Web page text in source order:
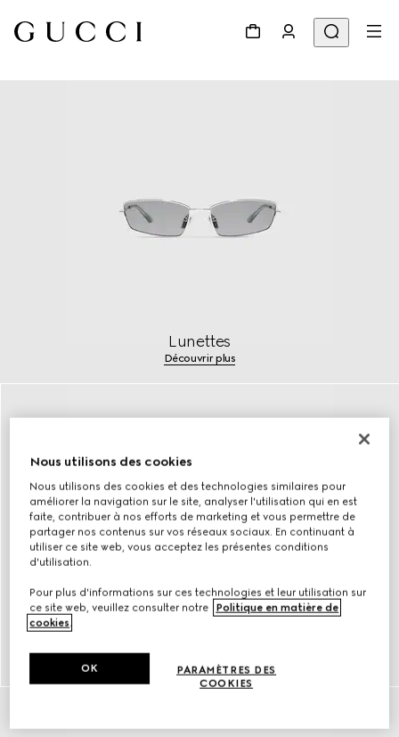
Lunettes
Découvrir plus
DÉCOUVRIR plus
Nous utilisons des cookies
Nous utilisons des cookies et des technologies similaires pour
améliorer la navigation sur le site, analyser l'utilisation qui en est
faite, contribuer à nos efforts de marketing et vous permettre de
partager nos contenus sur vos réseaux sociaux. En continuant à
utiliser ce site web, vous acceptez les présentes conditions
d'utilisation.
Pour plus d'informations sur ces technologies et leur utilisation sur
ce site web, veuillez consulter notre
Politique en matière de
cookies.
PARAMÈTRES DES
COOKIES
OK